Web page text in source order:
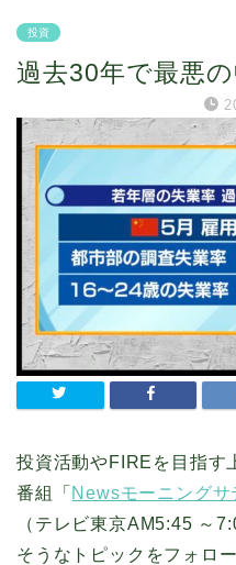
投資
過去30年で最悪
投資活動やFIREを目指す
番組「 Newsモーニングサ
（テレビ東京AM5:45 ～
そうなトピックをフォロ